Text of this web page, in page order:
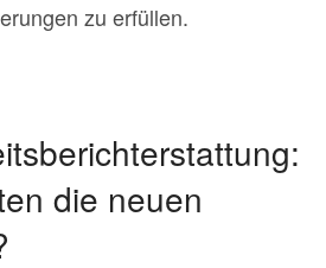
zu erfüllen.
die neuen